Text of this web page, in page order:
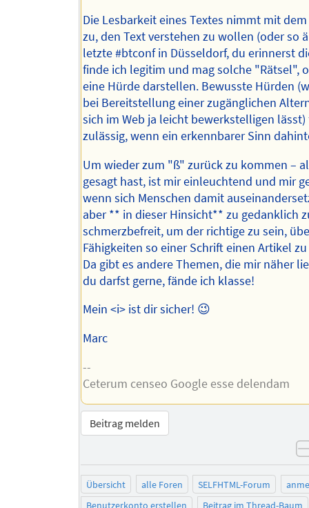
Die Lesbarkeit eines Textes nimmt mit
zu, den Text verstehen zu wollen (oder so
letzte #btconf in Düsseldorf, du erinnerst
finde ich legitim und mag solche "Rätsel",
eine Hürde darstellen. Bewusste Hürden
bei Bereitstellung einer zugänglichen
sich im Web ja leicht bewerkstelligen lässt)
zulässig, wenn ein erkennbarer Sinn
Um wieder zum "ß" zurück zu kommen –
gesagt hast, ist mir einleuchtend und mir
wenn sich Menschen damit
aber ** in dieser Hinsicht** zu gedanklich
schmerzbefreit, um der richtige zu sein,
Fähigkeiten so einer Schrift einen Artikel
Da gibt es andere Themen, die mir näher
du darfst gerne, fände ich klasse!
Mein <i> ist dir sicher! 😉
Marc
--
Ceterum censeo Google esse delendam
Beitrag melden
Übersicht alle Foren SELFHTML-Forum
Benutzerkonto erstellen
Beitrag im Thread-Baum